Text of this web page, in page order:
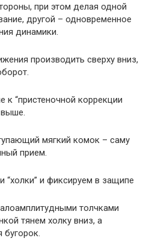
при этом делая одной
другой – одновременное
динамики.
производить сверху вниз,
“пристеночной коррекции
выше.
мягкий комок – саму
прием.
“холки” и фиксируем в защипе
толчками
тянем холку вниз, а
бугорок.